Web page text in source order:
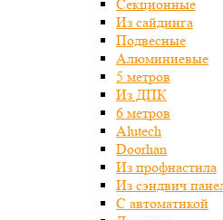
Секционные
Из сайдинга
Подвесные
Алюминиевые
5 метров
Из ДПК
6 метров
Alutech
Doorhan
Из профнастила
Из сэндвич
С автоматикой